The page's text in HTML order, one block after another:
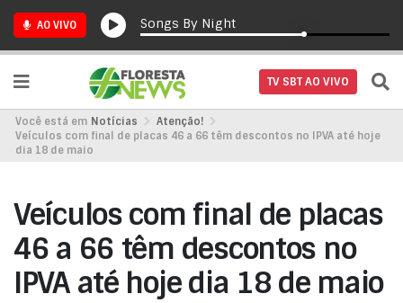
AO VIVO Songs By Night
TV SBT AO VIVO
Você está em Notícias
Atenção!
Veículos com final de placas 46 a 66 têm descontos no IPVA até hoje
dia 18 de maio
Veículos com final de placas
46 a 66 têm descontos no
IPVA até hoje dia 18 de maio